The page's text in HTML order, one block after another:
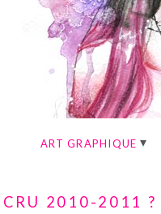
ART GRAPHIQUE
2010-2011 ?